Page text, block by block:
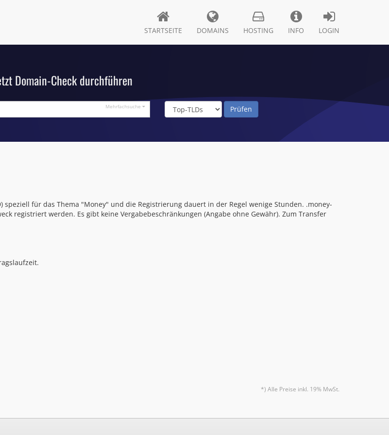
STARTSEITE DOMAINS HOSTING INFO LOGIN
Domain-Check durchführen
Mehrfachsuche
speziell für das Thema "Money" und die Registrierung dauert in der Regel wenige Stunden. .money-
registriert werden. Es gibt keine Vergabebeschränkungen (Angabe ohne Gewähr). Zum Transfer
*) Alle Preise inkl. 19% MwSt.